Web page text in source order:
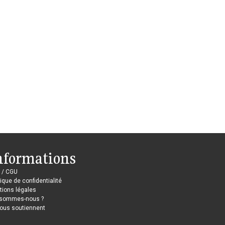
/ CGU
de confidentialité
légales
nous ?
soutiennent